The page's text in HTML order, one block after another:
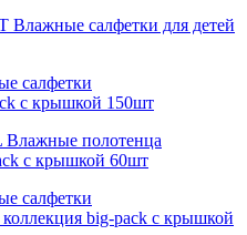
салфетки для детей
салфетки
с крышкой 150шт
полотенца
с крышкой 60шт
салфетки
big-pack с крышкой